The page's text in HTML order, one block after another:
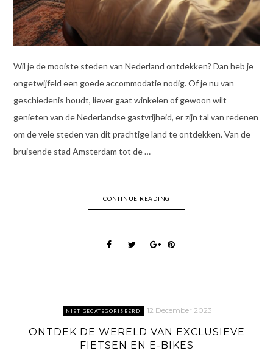
Wil je de mooiste steden van Nederland ontdekken? Dan heb je
ongetwijfeld een goede accommodatie nodig. Of je nu van
geschiedenis houdt, liever gaat winkelen of gewoon wilt
genieten van de Nederlandse gastvrijheid, er zijn tal van redenen
om de vele steden van dit prachtige land te ontdekken. Van de
bruisende stad Amsterdam tot de …
CONTINUE READING
NIET GECATEGORISEERD 12 December 2023
ONTDEK DE WERELD VAN EXCLUSIEVE
FIETSEN EN E-BIKES